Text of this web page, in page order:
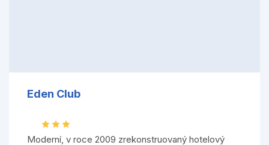
Eden Club
Moderní, v roce 2009 zrekonstruovaný hotelový